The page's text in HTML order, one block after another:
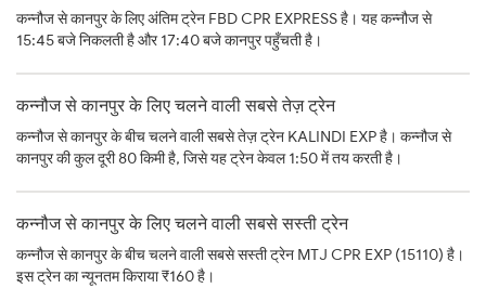
कन्नौज से कानपुर के लिए अंतिम ट्रेन FBD CPR EXPRESS है। यह कन्नौज से
15:45 बजे निकलती है और 17:40 बजे कानपुर पहुँचती है।
कन्नौज से कानपुर के लिए चलने वाली सबसे तेज़ ट्रेन
कन्नौज से कानपुर के बीच चलने वाली सबसे तेज़ ट्रेन KALINDI EXP है। कन्नौज से
कानपुर की कुल दूरी 80 किमी है, जिसे यह ट्रेन केवल 1:50 में तय करती है।
कन्नौज से कानपुर के लिए चलने वाली सबसे सस्ती ट्रेन
कन्नौज से कानपुर के बीच चलने वाली सबसे सस्ती ट्रेन MTJ CPR EXP (15110) है।
इस ट्रेन का न्यूनतम किराया ₹160 है।